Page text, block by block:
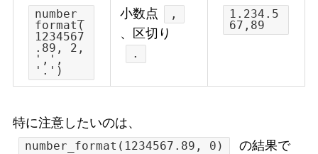
number_
format(
1234567
.89, 2,
',',
'.')
小数点 ,
、区切り
.
1.234.5
67,89
特に注意したいのは、
number_format(1234567.89, 0)
の結果で